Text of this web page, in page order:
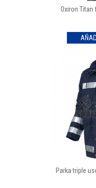
Oxiron Titan
Parka triple